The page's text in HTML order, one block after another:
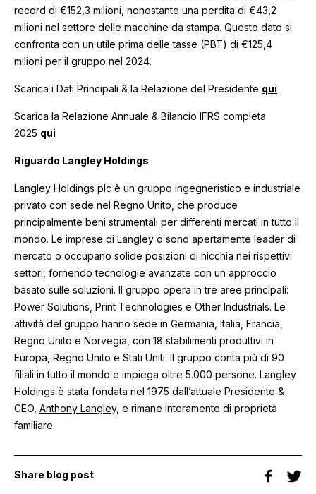
record di €152,3 milioni, nonostante una perdita di €43,2
milioni nel settore delle macchine da stampa. Questo dato si
confronta con un utile prima delle tasse (PBT) di €125,4
milioni per il gruppo nel 2024.
Scarica i Dati Principali & la Relazione del Presidente qui
Scarica la Relazione Annuale & Bilancio IFRS completa
2025 qui
Riguardo Langley Holdings
Langley Holdings plc è un gruppo ingegneristico e industriale
privato con sede nel Regno Unito, che produce
principalmente beni strumentali per differenti mercati in tutto il
mondo. Le imprese di Langley o sono apertamente leader di
mercato o occupano solide posizioni di nicchia nei rispettivi
settori, fornendo tecnologie avanzate con un approccio
basato sulle soluzioni. Il gruppo opera in tre aree principali:
Power Solutions, Print Technologies e Other Industrials. Le
attività del gruppo hanno sede in Germania, Italia, Francia,
Regno Unito e Norvegia, con 18 stabilimenti produttivi in
Europa, Regno Unito e Stati Uniti. Il gruppo conta più di 90
filiali in tutto il mondo e impiega oltre 5.000 persone. Langley
Holdings è stata fondata nel 1975 dall’attuale Presidente &
CEO, Anthony Langley, e rimane interamente di proprietà
familiare.
Share blog post